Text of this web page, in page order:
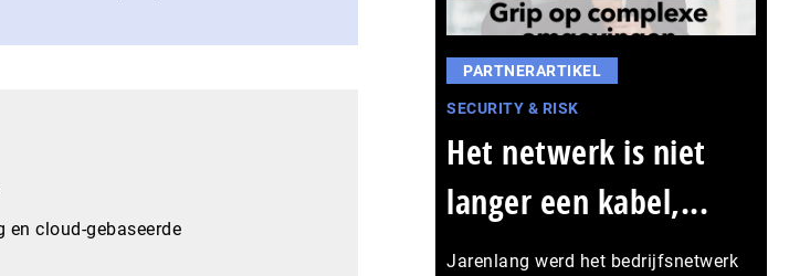
cloud-gebaseerde
PARTNERARTIKEL
SECURITY & RISK
Het netwerk is niet
langer een kabel,...
Jarenlang werd het bedrijfsnetwerk